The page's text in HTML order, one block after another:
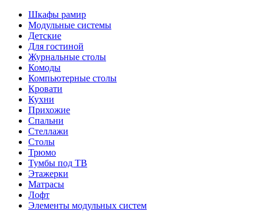
Шкафы рамир
Модульные системы
Детские
Для гостиной
Журнальные столы
Комоды
Компьютерные столы
Кровати
Кухни
Прихожие
Спальни
Стеллажи
Столы
Трюмо
Тумбы под ТВ
Этажерки
Матрасы
Лофт
Элементы модульных систем